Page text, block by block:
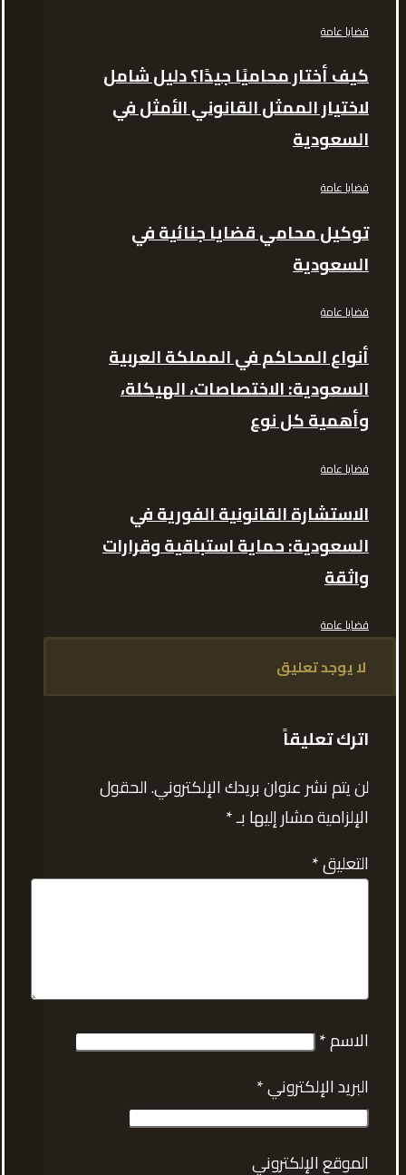
قضايا عامة
كيف أختار محاميًا جيدًا؟ دليل شامل
لاختيار الممثل القانوني الأمثل في
السعودية
قضايا عامة
توكيل محامي قضايا جنائية في
السعودية
قضايا عامة
أنواع المحاكم في المملكة العربية
السعودية: الاختصاصات، الهيكلة،
وأهمية كل نوع
قضايا عامة
الاستشارة القانونية الفورية في
السعودية: حماية استباقية وقرارات
واثقة
قضايا عامة
لا يوجد تعليق
اترك تعليقاً
لن يتم نشر عنوان بريدك الإلكتروني.الحقول
الإلزامية مشار إليها بـ*
التعليق*
الاسم*
البريد الإلكتروني*
الموقع الإلكتروني